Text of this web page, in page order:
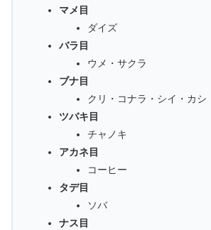
マメ目
ダイズ
バラ目
ウメ・サクラ
ブナ目
クリ・コナラ・シイ・カシ
ツバキ目
チャノキ
アカネ目
コーヒー
タデ目
ソバ
ナス目